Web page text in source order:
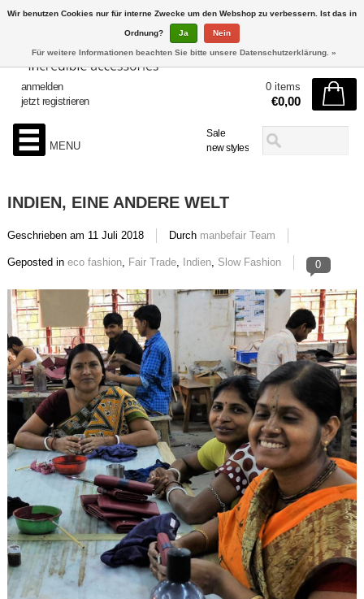
Sale
new styles
anmelden
jetzt registrieren
0 items
€0,00
MENU
INDIEN, EINE ANDERE WELT
Geschrieben am 11 Juli 2018 Durch manbefair Team
Geposted in eco fashion, Fair Trade, Indien, Slow Fashion 0
Wir benutzen Cookies nur für interne Zwecke um den Webshop zu verbessern. Ist das in
Ordnung? Ja Nein
Für weitere Informationen beachten Sie bitte unsere Datenschutzerklärung. »